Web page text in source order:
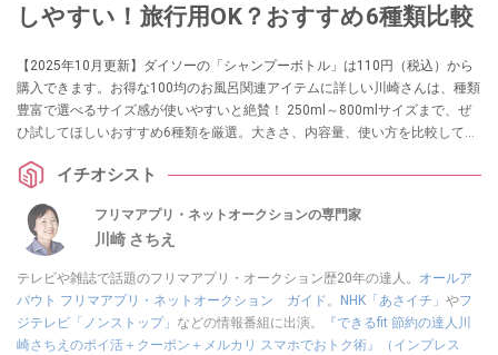
しやすい！旅行用OK？おすすめ6種類比較
【2025年10月更新】ダイソーの「シャンプーボトル」は110円（税込）から
購入できます。お得な100均のお風呂関連アイテムに詳しい川崎さんは、種類
豊富で選べるサイズ感が使いやすいと絶賛！ 250ml～800mlサイズまで、ぜ
ひ試してほしいおすすめ6種類を厳選。大きさ、内容量、使い方を比較して紹
イチオシスト
フリマアプリ・ネットオークションの専門家
川崎 さちえ
テレビや雑誌で話題のフリマアプリ・オークション歴20年の達人。 オールア
バウト フリマアプリ・ネットオークション ガイド。 NHK「あさイチ」 やフ
ジテレビ「ノンストップ」 などの情報番組に出演。
『できるfit 節約の達人川
崎さちえのポイ活＋クーポン＋メルカリ スマホでおトク術』（インプレス